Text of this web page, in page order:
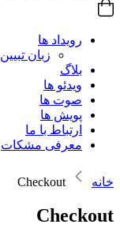
رویداد ها
زبان تبیین
بلاگ
ویدئو ها
صوت ها
پویش ها
ارتباط با ما
معرفی مشکات
خانه
Checkout